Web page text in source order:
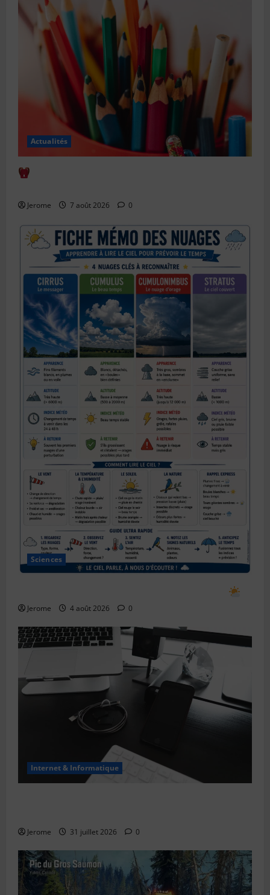
Actualités
Jerome 7 août 2026 0
Sciences
Jerome 4 août 2026 0
Internet & Informatique
Jerome 31 juillet 2026 0